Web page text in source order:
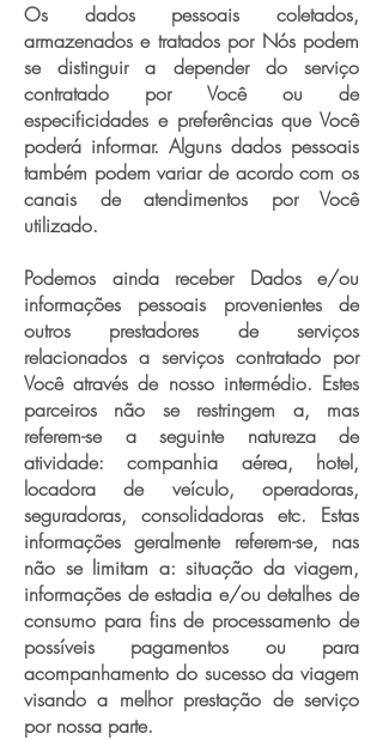
Os dados pessoais coletados,
armazenados e tratados por Nós podem
se distinguir a depender do serviço
contratado por Você ou de
especificidades e preferências que Você
poderá informar. Alguns dados pessoais
também podem variar de acordo com os
canais de atendimentos por Você
utilizado.
Podemos ainda receber Dados e/ou
informações pessoais provenientes de
outros prestadores de serviços
relacionados a serviços contratado por
Você através de nosso intermédio. Estes
parceiros não se restringem a, mas
referem-se a seguinte natureza de
atividade: companhia aérea, hotel,
locadora de veículo, operadoras,
seguradoras, consolidadoras etc. Estas
informações geralmente referem-se, nas
não se limitam a: situação da viagem,
informações de estadia e/ou detalhes de
consumo para fins de processamento de
possíveis pagamentos ou para
acompanhamento do sucesso da viagem
visando a melhor prestação de serviço
por nossa parte.